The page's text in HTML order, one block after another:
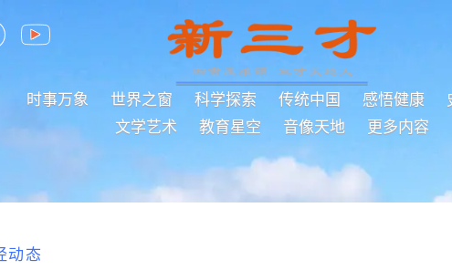
时事万象 世界之窗 科学探索 传统中国 感悟健康
文学艺术
教育星空 音像天地 更多内容
动态